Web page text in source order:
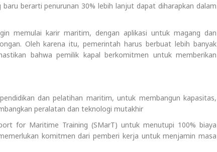
berarti penurunan 30% lebih lanjut dapat diharapkan dalam
memulai karir maritim, dengan aplikasi untuk magang dan
Oleh karena itu, pemerintah harus berbuat lebih banyak
bahwa pemilik kapal berkomitmen untuk memberikan
dan pelatihan maritim, untuk membangun kapasitas,
peralatan dan teknologi mutakhir
for Maritime Training (SMarT) untuk menutupi 100% biaya
komitmen dari pemberi kerja untuk menjamin masa